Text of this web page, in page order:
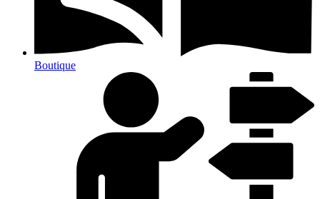
Boutique